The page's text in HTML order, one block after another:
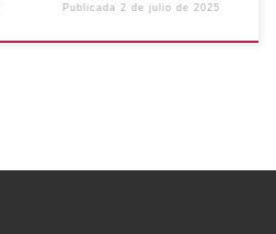
Publicada 2 de julio de 2025